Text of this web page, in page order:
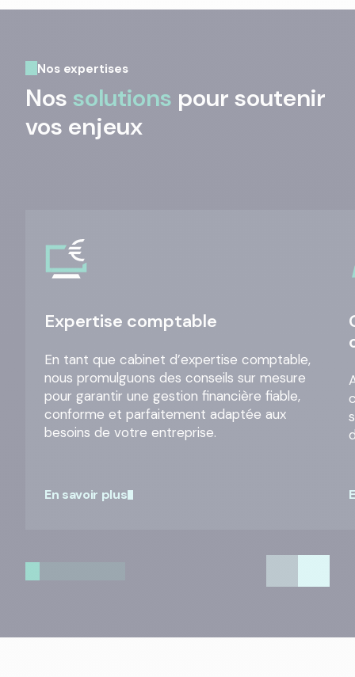
Nos expertises
Nos solutions pour soutenir
vos enjeux
Expertise comptable
En tant que cabinet d’expertise comptable,
nous promulguons des conseils sur mesure
pour garantir une gestion financière fiable,
conforme et parfaitement adaptée aux
besoins de votre entreprise.
En savoir plus